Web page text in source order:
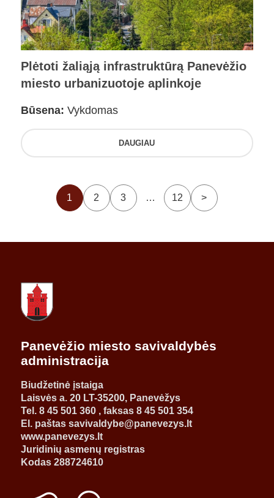
Plėtoti žaliąją infrastruktūrą Panevėžio
miesto urbanizuotoje aplinkoje
Būsena: Vykdomas
DAUGIAU
1 2 3 … 12 >
Panevėžio miesto savivaldybės
administracija
Biudžetinė įstaiga
Laisvės a. 20 LT-35200, Panevėžys
Tel. 8 45 501 360 , faksas 8 45 501 354
El. paštas savivaldybe@panevezys.lt
www.panevezys.lt
Juridinių asmenų registras
Kodas 288724610